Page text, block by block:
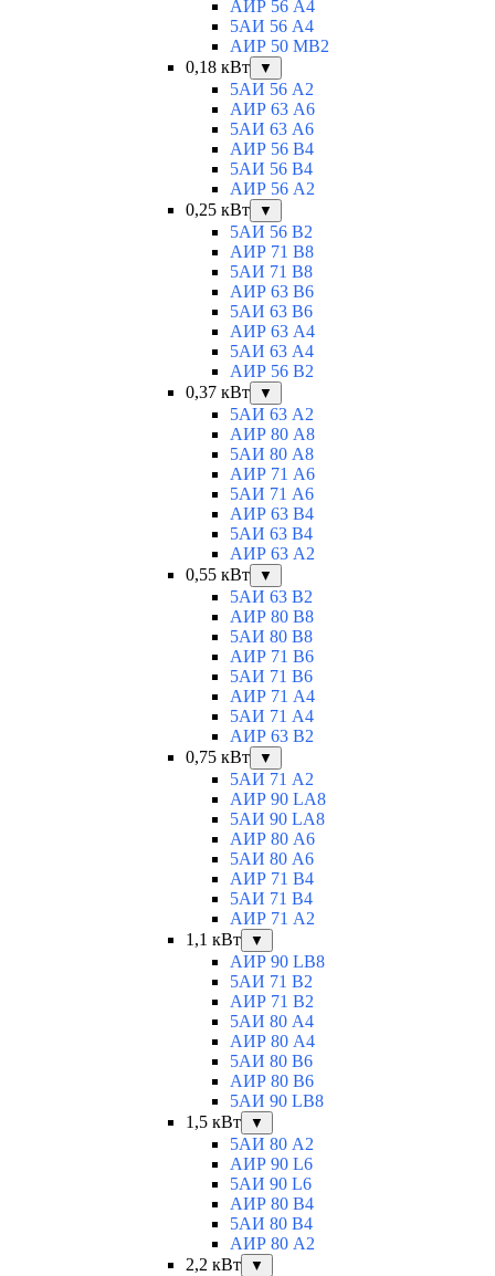
АИР 56 А4
5АИ 56 A4
АИР 50 МВ2
0,18 кВт
▼
5АИ 56 A2
АИР 63 А6
5АИ 63 A6
АИР 56 В4
5АИ 56 В4
АИР 56 А2
0,25 кВт
▼
5АИ 56 B2
АИР 71 В8
5АИ 71 B8
АИР 63 B6
5АИ 63 B6
АИР 63 А4
5АИ 63 A4
АИР 56 В2
0,37 кВт
▼
5АИ 63 A2
АИР 80 А8
5АИ 80 A8
АИР 71 А6
5АИ 71 A6
АИР 63 B4
5АИ 63 B4
АИР 63 А2
0,55 кВт
▼
5АИ 63 B2
АИР 80 B8
5АИ 80 В8
АИР 71 В6
5АИ 71 B6
АИР 71 А4
5АИ 71 A4
АИР 63 B2
0,75 кВт
▼
5АИ 71 A2
АИР 90 LA8
5АИ 90 LA8
АИР 80 А6
5АИ 80 A6
АИР 71 В4
5АИ 71 B4
АИР 71 A2
1,1 кВт
▼
АИР 90 LB8
5АИ 71 B2
АИР 71 В2
5АИ 80 A4
АИР 80 А4
5АИ 80 В6
АИР 80 B6
5АИ 90 LB8
1,5 кВт
▼
5АИ 80 A2
АИР 90 L6
5АИ 90 L6
АИР 80 B4
5АИ 80 B4
АИР 80 А2
2,2 кВт
▼